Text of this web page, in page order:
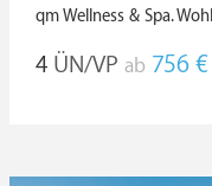
qm Wellness & Spa.
4 ÜN/VP ab 756 €